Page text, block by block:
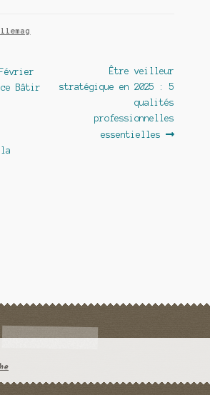
Bâtir
Article
suivant :
Être veilleur
stratégique en 2025 : 5
qualités
professionnelles
essentielles